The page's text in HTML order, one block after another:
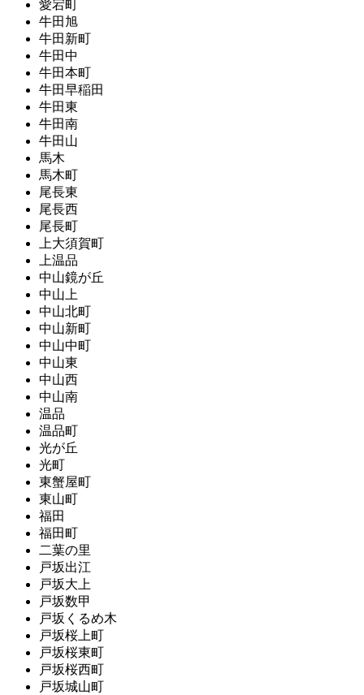
愛宕町
牛田旭
牛田新町
牛田中
牛田本町
牛田早稲田
牛田東
牛田南
牛田山
馬木
馬木町
尾長東
尾長西
尾長町
上大須賀町
上温品
中山鏡が丘
中山上
中山北町
中山新町
中山中町
中山東
中山西
中山南
温品
温品町
光が丘
光町
東蟹屋町
東山町
福田
福田町
二葉の里
戸坂出江
戸坂大上
戸坂数甲
戸坂くるめ木
戸坂桜上町
戸坂桜東町
戸坂桜西町
戸坂城山町